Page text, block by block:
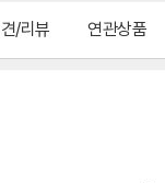
/리뷰 연관상품